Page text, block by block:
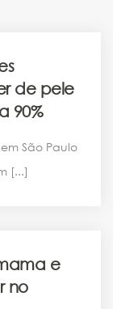
de pele
90%
São Paulo
[...]
ARTIGOS
e
no